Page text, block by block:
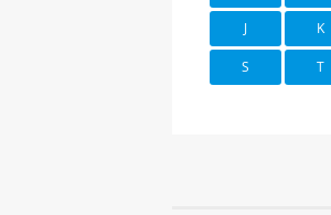
J K
S T